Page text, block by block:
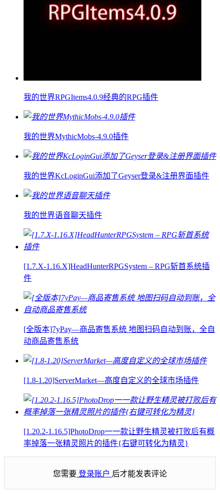
我的世界RPGItems4.0.9经典的RPG插件
我的世界MythicMobs-4.9.0插件
我的世界KcLoginGui添加了Geyser登录&注册界面插件
我的世界语音聊天插件
[1.7.X-1.16.X]HeadHunterRPGSystem – RPG斩首系统插
件
[全版本]7yPay—商品寄售系统 地图扫码自动到账，全自
动商品寄售系统
[1.8-1.20]ServerMarket—高度自定义的全球市场插件
[1.20.2-1.16.5]PhotoDrop一一款让野生精灵被打败后有概
率掉落一张精灵照片的插件{右键可转化为精灵}
您需要 登录账户 后才能发表评论